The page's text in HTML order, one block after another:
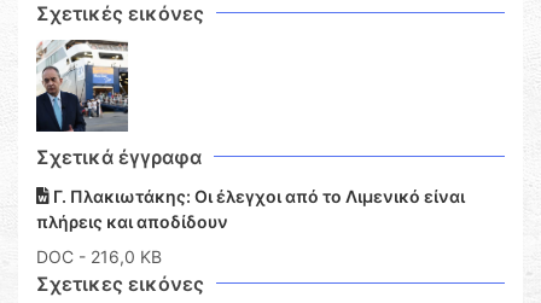
Σχετικές εικόνες
Σχετικά έγγραφα
Γ. Πλακιωτάκης: Οι έλεγχοι από το Λιμενικό είναι
πλήρεις και αποδίδουν
DOC - 216,0 KB
Σχετικες εικόνες